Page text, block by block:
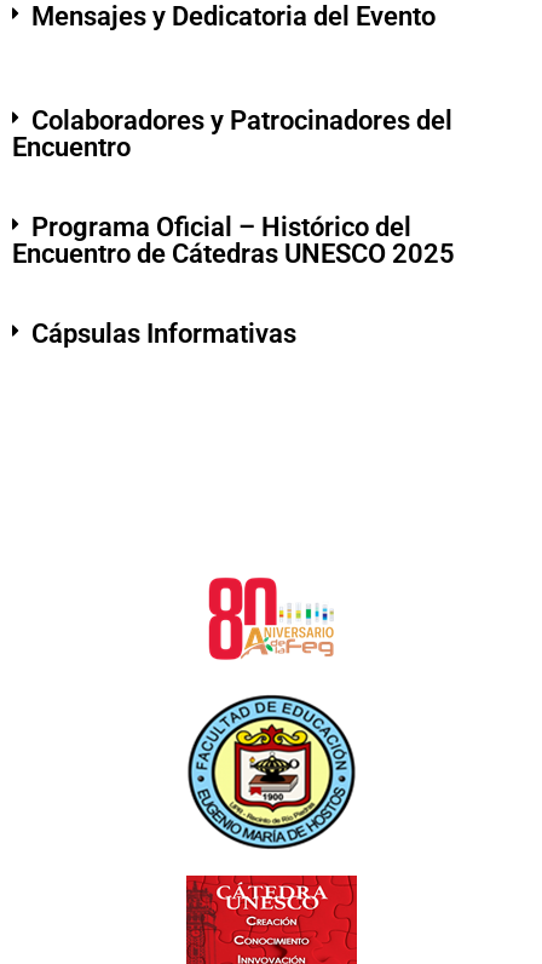
Mensajes y Dedicatoria del Evento
Colaboradores y Patrocinadores del
Encuentro
Programa Oficial – Histórico del
Encuentro de Cátedras UNESCO 2025
Cápsulas Informativas